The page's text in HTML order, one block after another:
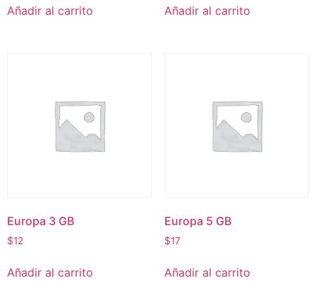
Añadir al carrito Añadir al carrito
Europa 3 GB
$12
Añadir al carrito
Europa 5 GB
$17
Añadir al carrito